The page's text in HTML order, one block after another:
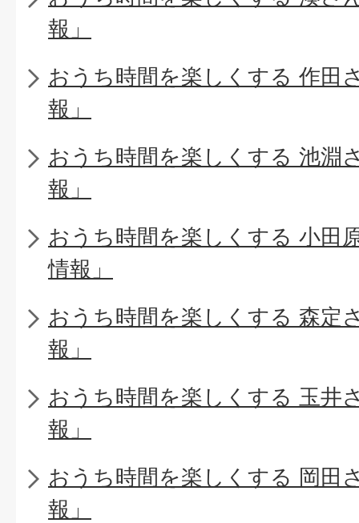
報」
おうち時間を楽しくする 作田
報」
おうち時間を楽しくする 池淵
報」
おうち時間を楽しくする 小田
情報」
おうち時間を楽しくする 森定
報」
おうち時間を楽しくする 玉井
報」
おうち時間を楽しくする 岡田
報」